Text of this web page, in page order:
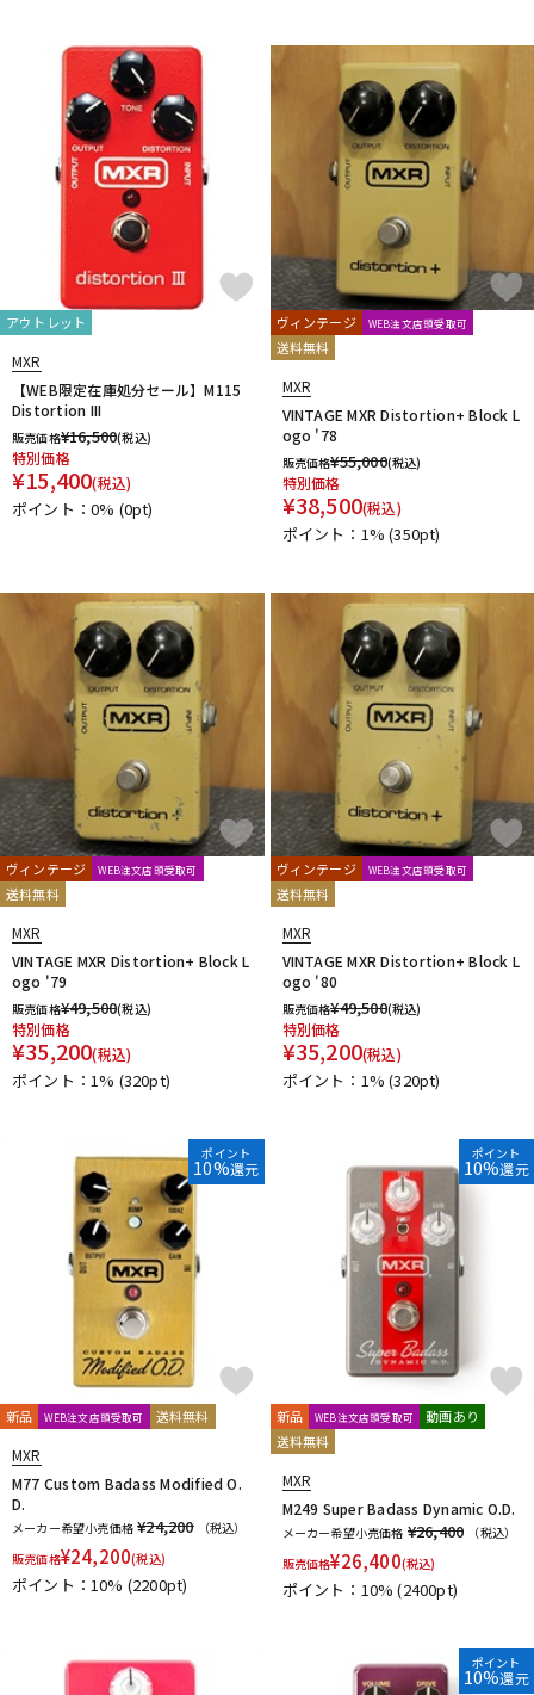
アウトレット
MXR
【WEB限定在庫処分セール】M115
Distortion III
販売価格¥16,500(税込)
特別価格
¥15,400(税込)
ポイント：0% (0pt)
ヴィンテージ WEB注文店頭受取可
送料無料
MXR
VINTAGE MXR Distortion+ Block L
ogo '78
販売価格¥55,000(税込)
特別価格
¥38,500(税込)
ポイント：1%(350pt)
ヴィンテージ WEB注文店頭受取可
送料無料
MXR
VINTAGE MXR Distortion+ Block L
ogo '79
販売価格¥49,500(税込)
特別価格
¥35,200(税込)
ポイント：1% (320pt)
ヴィンテージ WEB注文店頭受取可
送料無料
MXR
VINTAGE MXR Distortion+ Block L
ogo '80
販売価格¥49,500(税込)
特別価格
¥35,200(税込)
ポイント：1%(320pt)
ポイント
10%還元
新品 WEB注文店頭受取可 送料無料
MXR
M77 Custom Badass Modified O.
D.
メーカー希望小売価格 ¥24,200
（税込）
販売価格¥24,200(税込)
ポイント：10% (2200pt)
ポイント
10%還元
新品 WEB注文店頭受取可
動画あり
送料無料
MXR
M249 Super Badass Dynamic O.D.
メーカー希望小売価格 ¥26,400
（税込）
販売価格¥26,400(税込)
ポイント：10%(2400pt)
ポイント
10%還元